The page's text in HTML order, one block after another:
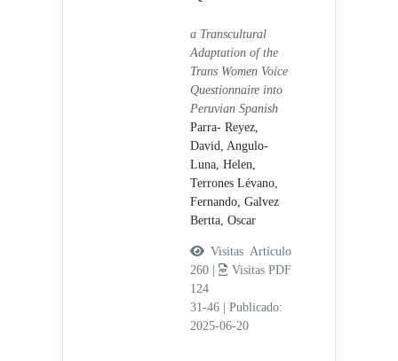
a Transcultural
Adaptation of the
Trans Women Voice
Questionnaire into
Peruvian Spanish
Parra- Reyez,
David, Angulo-
Luna, Helen,
Terrones Lévano,
Fernando, Galvez
Bertta, Oscar
Visitas Artículo
260 |
Visitas PDF
124
31-46
Publicado:
2025-06-20